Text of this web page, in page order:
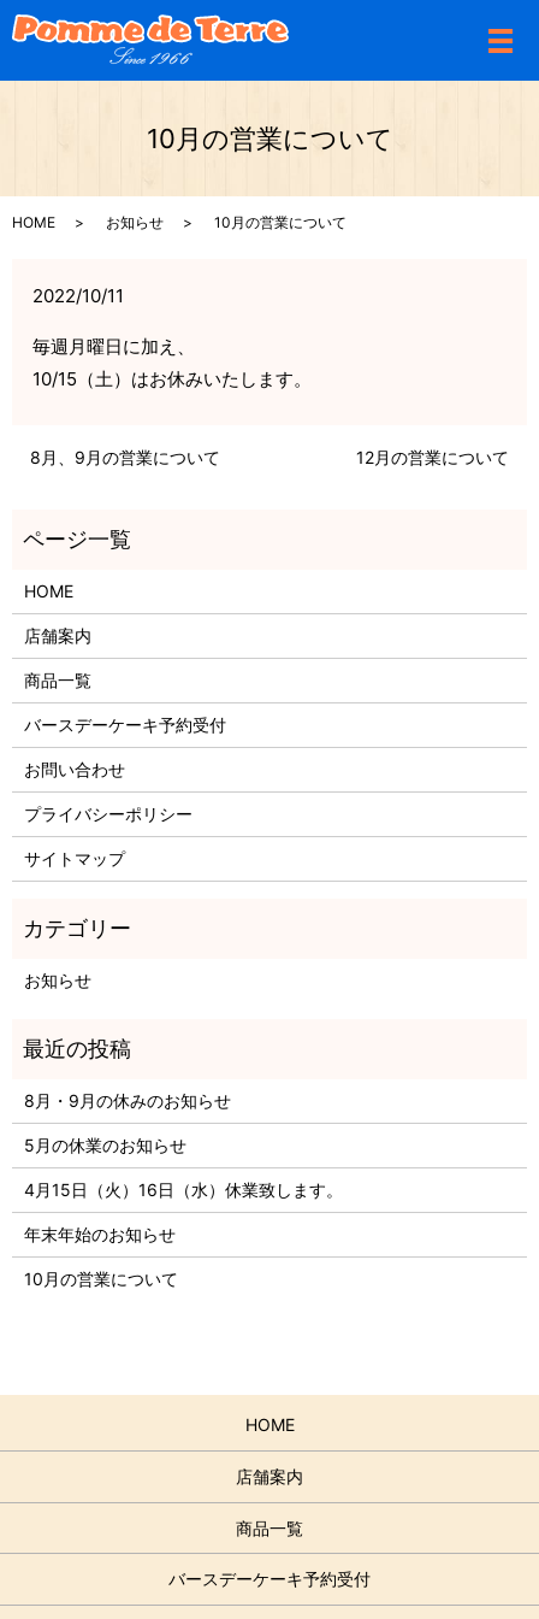
メ
10月の営業について
HOME お知らせ 10月の営業について
2022/10/11
毎週月曜日に加え、
10/15（土）はお休みいたします。
8月、9月の営業について 12月の営業について
HOME
店舗案内
商品一覧
バースデーケーキ予約受付
お問い合わせ
プライバシーポリシー
サイトマップ
お知らせ
8月・9月の休みのお知らせ
5月の休業のお知らせ
4月15日（火）16日（水）休業致します。
年末年始のお知らせ
10月の営業について
HOME
店舗案内
商品一覧
バースデーケーキ予約受付